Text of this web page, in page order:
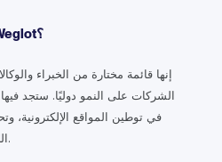
ما دليل الخبراء الدوليين Weglot؟
إنها قائمة مختارة من الخبراء
الشركات على النمو دوليًا. ستجد
في توطين المواقع الإلكترونية،
اللغات، والتسويق الدولي، أكثر.